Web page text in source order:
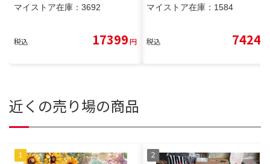
マイストア在庫： 3692
税込 17399円
マイストア在庫： 1584
税込 7424
近くの売り場の商品